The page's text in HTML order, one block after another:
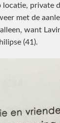
private
met de
want
(41).